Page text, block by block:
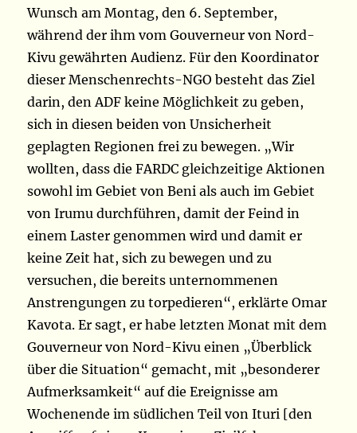
Wunsch am Montag, den 6. September,
während der ihm vom Gouverneur von Nord-
Kivu gewährten Audienz. Für den Koordinator
dieser Menschenrechts-NGO besteht das Ziel
darin, den ADF keine Möglichkeit zu geben,
sich in diesen beiden von Unsicherheit
geplagten Regionen frei zu bewegen. „Wir
wollten, dass die FARDC gleichzeitige Aktionen
sowohl im Gebiet von Beni als auch im Gebiet
von Irumu durchführen, damit der Feind in
einem Laster genommen wird und damit er
keine Zeit hat, sich zu bewegen und zu
versuchen, die bereits unternommenen
Anstrengungen zu torpedieren“, erklärte Omar
Kavota. Er sagt, er habe letzten Monat mit dem
Gouverneur von Nord-Kivu einen „Überblick
über die Situation“ gemacht, mit „besonderer
Aufmerksamkeit“ auf die Ereignisse am
Wochenende im südlichen Teil von Ituri [den